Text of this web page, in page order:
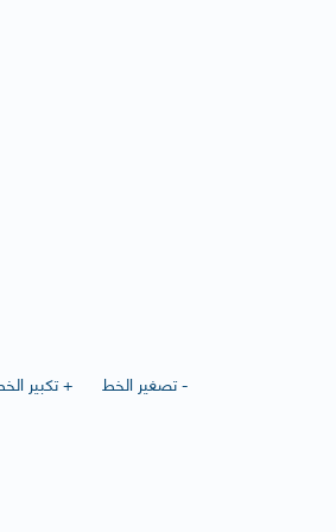
+ تكبير
- تصغير الخط